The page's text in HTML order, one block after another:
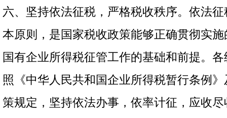
六、坚持依法征税，严格税收秩序。依法
本原则，是国家税收政策能够正确贯彻实
国有企业所得税征管工作的基础和前提。
照《中华人民共和国企业所得税暂行条例
策规定，坚持依法办事，依率计征，应收